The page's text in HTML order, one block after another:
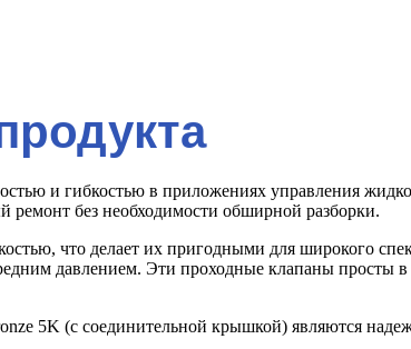
и гибкостью в приложениях управления
ремонт без необходимости обширной разборки.
что делает их пригодными для широкого
давлением. Эти проходные клапаны просты в
5K (с соединительной крышкой) являются